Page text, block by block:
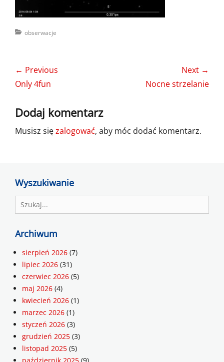
Categories
obserwacje
Nawigacja
wpisu
← Previous
Previous
Only 4fun
Next →
Nocne strzelanie
Dodaj komentarz
Musisz sięzalogować, aby móc dodać komentarz.
Wyszukiwanie
Search
for:
Archiwum
sierpień 2026 (7)
lipiec 2026 (31)
czerwiec 2026 (5)
maj 2026 (4)
kwiecień 2026 (1)
marzec 2026 (1)
styczeń 2026 (3)
grudzień 2025 (3)
listopad 2025 (5)